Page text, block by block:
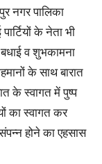
नगर पालिका
के नेता भी
व शुभकामना
के साथ बारात
के स्वागत में पुष्प
का स्वागत कर
होने का एहसास